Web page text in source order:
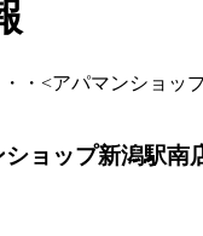
・<アパマンショ
ショップ新潟駅